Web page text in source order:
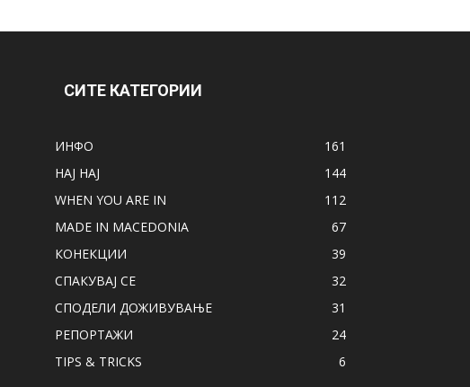
СИТЕ КАТЕГОРИИ
ИНФО
161
НАЈ НАЈ
144
WHEN YOU ARE IN
112
MADE IN MACEDONIA
67
КОНЕКЦИИ
39
СПАКУВАЈ СЕ
32
СПОДЕЛИ ДОЖИВУВАЊЕ
31
РЕПОРТАЖИ
24
TIPS & TRICKS
6